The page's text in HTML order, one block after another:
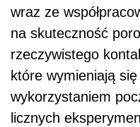
wraz ze
na skuteczność
rzeczywistego
które wymieniają
wykorzystaniem
licznych